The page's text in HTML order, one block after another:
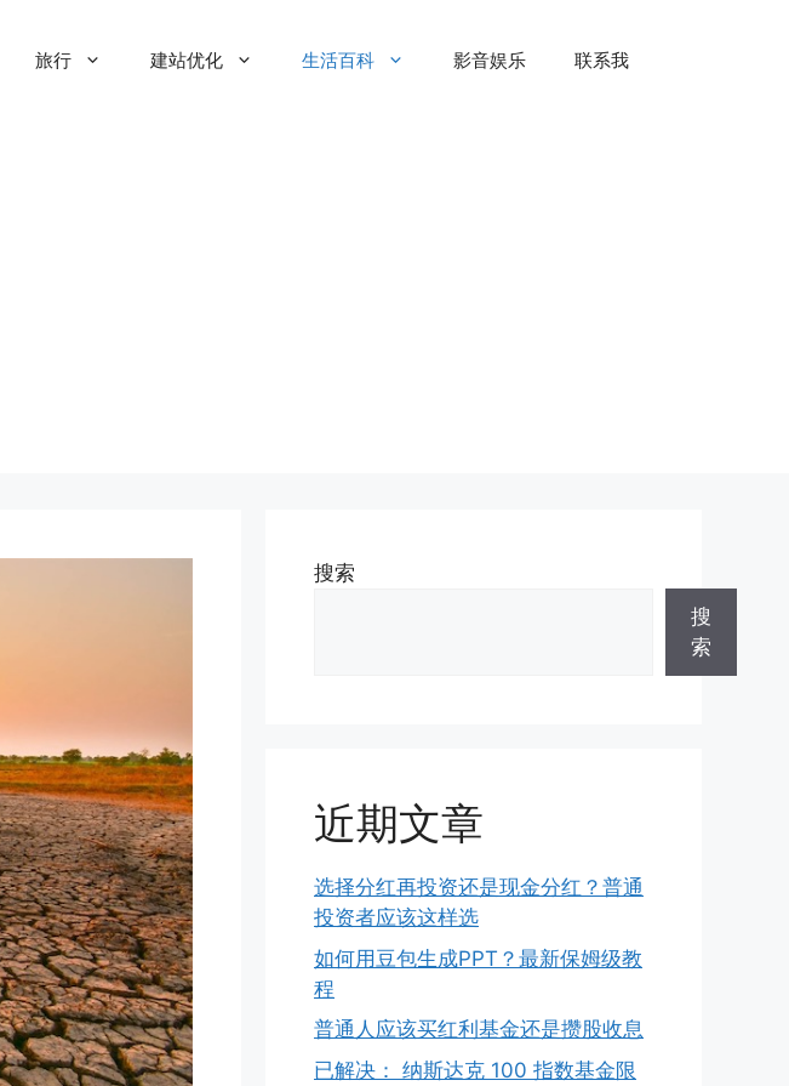
旅行 建站优化 生活百科 影音娱乐 联系我
搜索
搜
索
近期文章
选择分红再投资还是现金分红？普通
投资者应该这样选
如何用豆包生成PPT？最新保姆级教
程
普通人应该买红利基金还是攒股收息
已解决： 纳斯达克 100 指数基金限